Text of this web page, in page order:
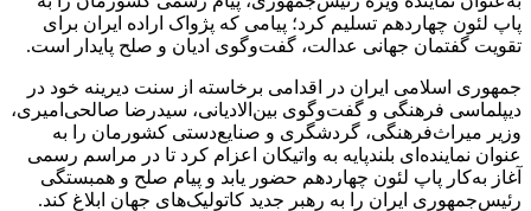
پاپ لئون چهاردهم تسلیم کرد؛ پیامی که پژواک اراده ایران برای
تقویت گفتمان جهانی عدالت، گفت‌وگوی ادیان و صلح پایدار است.
جمهوری اسلامی ایران در اقدامی برخاسته از سنت دیرینه خود در
دیپلماسی فرهنگی و گفت‌وگوی بین‌الادیانی، سیدرضا صالحی‌امیری،
وزیر میراث‌فرهنگی، گردشگری و صنایع‌دستی کشورمان را به
عنوان نماینده‌ای بلندپایه به واتیکان اعزام کرد تا در مراسم رسمی
آغاز به‌کار پاپ لئون چهاردهم حضور یابد و پیام صلح و همبستگی
رئیس‌جمهوری ایران را به رهبر جدید کاتولیک‌های جهان ابلاغ کند.